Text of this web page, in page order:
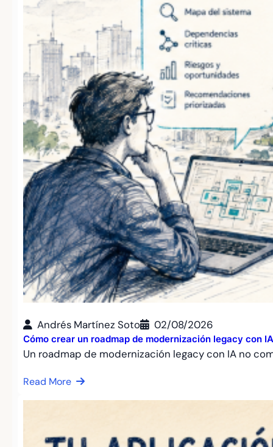
Andrés Martínez Soto 02/08/2026
Cómo crear un roadmap de modernización legacy con
Un roadmap de modernización legacy con IA no
Read More